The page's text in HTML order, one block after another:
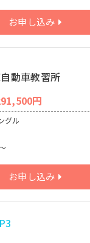
お申し込み
動車教習所
円
グル
お申し込み